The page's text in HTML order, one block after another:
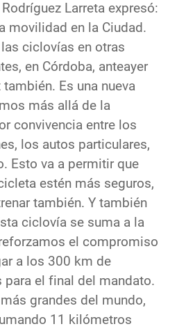
Larreta expresó:
movilidad en la Ciudad.
ciclovías en otras
en Córdoba, anteayer
Es una nueva
más allá de la
convivencia entre los
los autos particulares,
Esto va a permitir que
estén más seguros,
también. Y también
ciclovía se suma a la
el compromiso
a los 300 km de
el final del mandato.
grandes del mundo,
11 kilómetros